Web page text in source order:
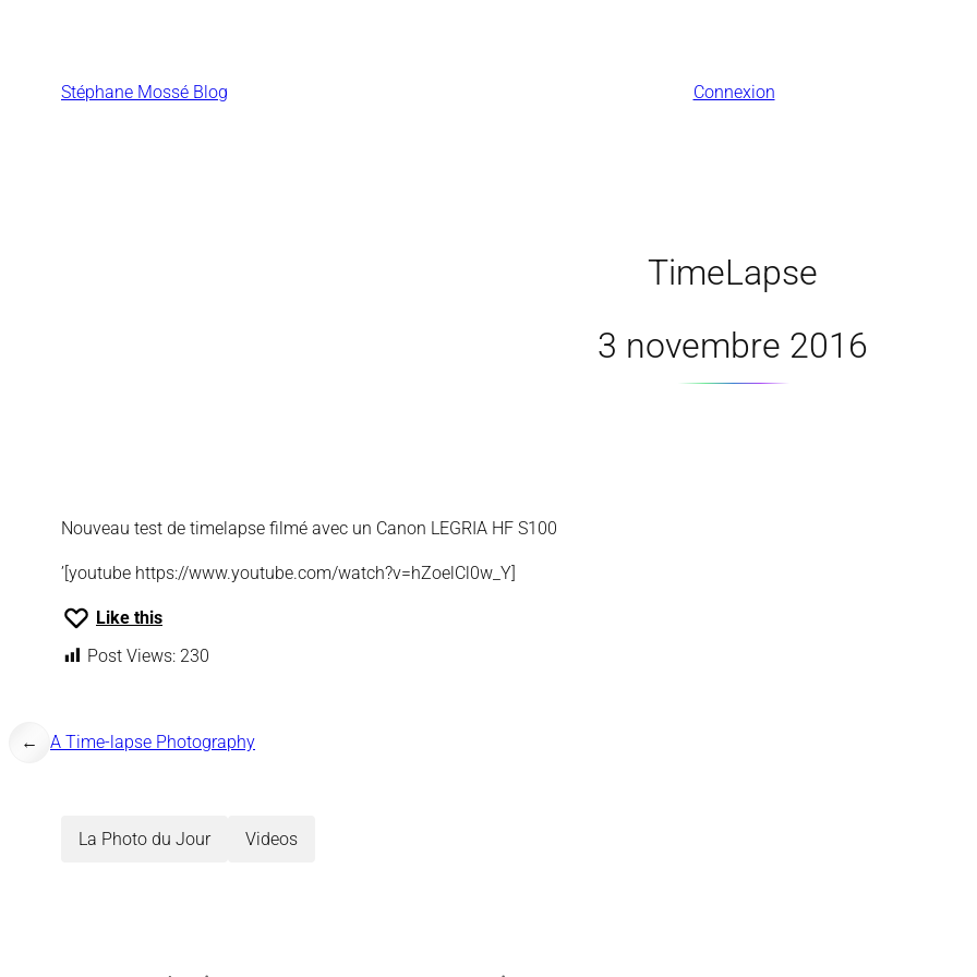
Stéphane Mossé Blog Connexion
TimeLapse
3 novembre 2016
Nouveau test de timelapse filmé avec un Canon LEGRIA HF S100
’[youtube https://www.youtube.com/watch?v=hZoelCl0w_Y]
Like this
Post Views: 230
← A Time-lapse Photography
La Photo du Jour Videos